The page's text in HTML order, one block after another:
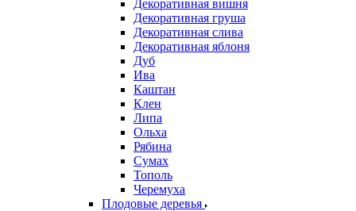
Декоративная вишня
Декоративная груша
Декоративная слива
Декоративная яблоня
Дуб
Ива
Каштан
Клен
Липа
Ольха
Рябина
Сумах
Тополь
Черемуха
Плодовые деревья